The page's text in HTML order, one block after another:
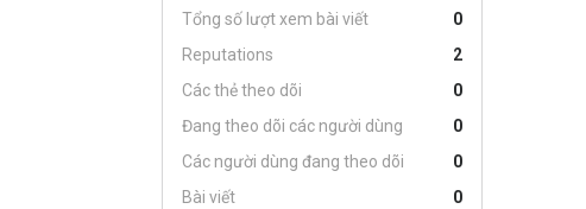
Tổng số lượt xem bài viết
0
Reputations
2
Các thẻ theo dõi
0
Đang theo dõi các người dùng
0
Các người dùng đang theo dõi
0
Bài viết
0